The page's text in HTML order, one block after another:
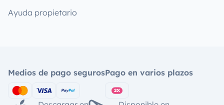
Ayuda propietario
Medios de pago segurosPago en varios plazos